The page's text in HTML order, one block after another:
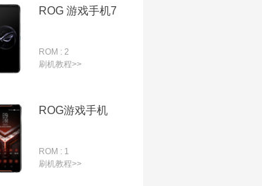
ROG 游戏手机7
ROM : 2
刷机教程>>
ROG游戏手机
ROM : 1
刷机教程>>